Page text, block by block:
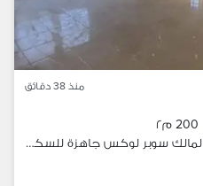
منذ 38 دقائق
200 م٢
شقة للبيع فيو جاردن تشطيبات المالك سوبر لوكس جاهزة للسكن الدور الثاني في الرحاب 1 - المرحلة الرابعة - القاهرة الجديدة Al Rehab 1 - Phase 4 - New Cairo